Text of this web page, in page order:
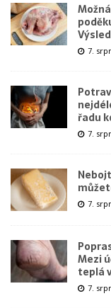
7.
řadu
7.
7.
Mezi
teplá
7.